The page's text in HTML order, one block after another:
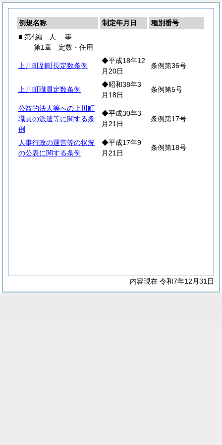
例規名称 制定年月日
種別番号
■ 第4編
人 事
第1章 定数・任用
上川町副町長定数条例
◆平成18年12
月20日
条例第36号
上川町職員定数条例
◆昭和38年3
月18日
条例第5号
公益的法人等への上川町
職員の派遣等に関する条
例
◆平成30年3
月21日
条例第17号
人事行政の運営等の状況
の公表に関する条例
◆平成17年9
月21日
条例第18号
内容現在 令和7年12月31日